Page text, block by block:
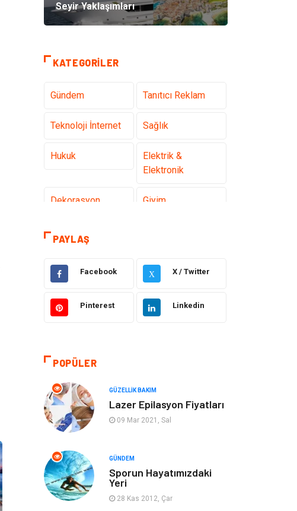
Seyir Yaklaşımları
KATEGORILER
Gündem Tanıtıcı Reklam
Teknoloji İnternet Sağlık
Hukuk
Elektrik &
Elektronik
Dekorasyon Giyim
Otomotiv
Anne Çocuk
Organizasyon Moda
Bilgisayar &
Yazılım
Tatil
PAYLAŞ
Facebook X X / Twitter
Pinterest Linkedin
POPÜLER
GÜZELLIK BAKIM
Lazer Epilasyon Fiyatları
09 Mar 2021, Sal
GÜNDEM
Sporun Hayatımızdaki
Yeri
28 Kas 2012, Çar